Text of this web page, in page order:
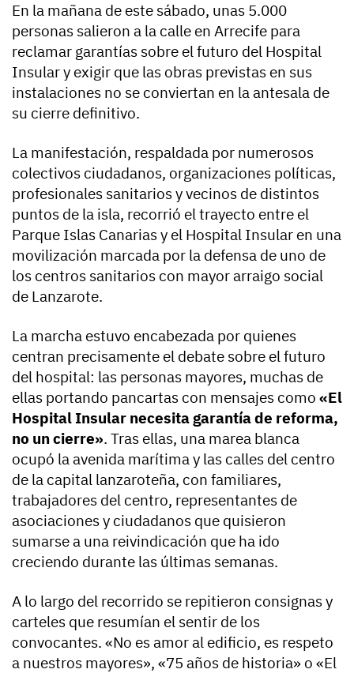
En la mañana de este sábado, unas 5.000
personas salieron a la calle en Arrecife para
reclamar garantías sobre el futuro del Hospital
Insular y exigir que las obras previstas en sus
instalaciones no se conviertan en la antesala de
su cierre definitivo.
La manifestación, respaldada por numerosos
colectivos ciudadanos, organizaciones políticas,
profesionales sanitarios y vecinos de distintos
puntos de la isla, recorrió el trayecto entre el
Parque Islas Canarias y el Hospital Insular en una
movilización marcada por la defensa de uno de
los centros sanitarios con mayor arraigo social
de Lanzarote.
La marcha estuvo encabezada por quienes
centran precisamente el debate sobre el futuro
del hospital: las personas mayores, muchas de
ellas portando pancartas con mensajes como «El
Hospital Insular necesita garantía de reforma,
no un cierre». Tras ellas, una marea blanca
ocupó la avenida marítima y las calles del centro
de la capital lanzaroteña, con familiares,
trabajadores del centro, representantes de
asociaciones y ciudadanos que quisieron
sumarse a una reivindicación que ha ido
creciendo durante las últimas semanas.
A lo largo del recorrido se repitieron consignas y
carteles que resumían el sentir de los
convocantes. «No es amor al edificio, es respeto
a nuestros mayores», «75 años de historia» o «El